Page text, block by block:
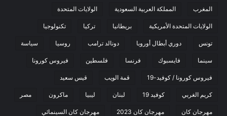
المغرب المملكة العربية السعودية الولايات المتحدة
الولايات المتحدة الأمريكية بريطانيا تركيا تكنولوجيا
تونس دوري أبطال أوروبا دونالد ترامب روسيا سياسة
سينما فايسبوك فرنسا فلسطين فيروس كورونا
فيروس كورونا / كوفيد-19 قمة الويب قيس سعيد
كريم الغربي كوفيد 19 لبنان ليبيا ماكرون مصر
مهرجان كان مهرجان كان 2023 مهرجان كان السينمائي